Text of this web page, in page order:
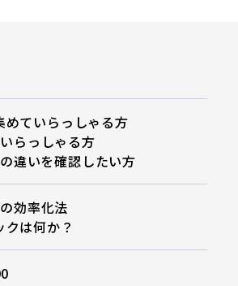
めていらっしゃる方
らっしゃる方
違いを確認したい方
効率化法
は何か？